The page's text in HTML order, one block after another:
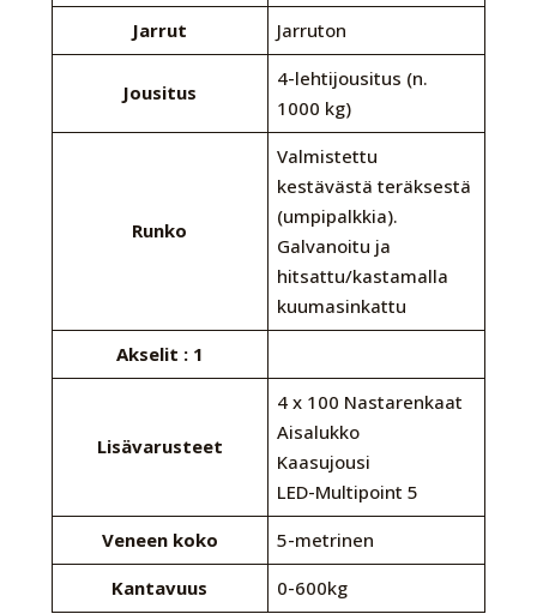
Jarrut Jarruton
Jousitus
4-lehtijousitus (n.
1000 kg)
Runko
Valmistettu
kestävästä teräksestä
(umpipalkkia).
Galvanoitu ja
hitsattu/kastamalla
kuumasinkattu
Akselit : 1
Lisävarusteet
4 x 100 Nastarenkaat
Aisalukko
Kaasujousi
LED-Multipoint 5
Veneen koko
5-metrinen
Kantavuus
0-600kg